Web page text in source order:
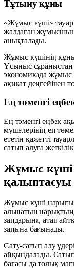
Тұтыну құны
«Жұмыс күші»
жалдаған
анықталады.
Жұмыс күшінің
Ұсыныс сұраныстан
экономикада жұмыс
ақиқат деңгейінен
Ең төменгі
Ең төменгі еңбек
мүшелерінің ең
ететін қажетті
сатып алуға
Жұмыс күші
қалыптасуы
Жұмыс күші
алынатын
заңдарына, атап
заңына бағынады.
Сату-сатып алу
айқындалады.
бағасы да толық